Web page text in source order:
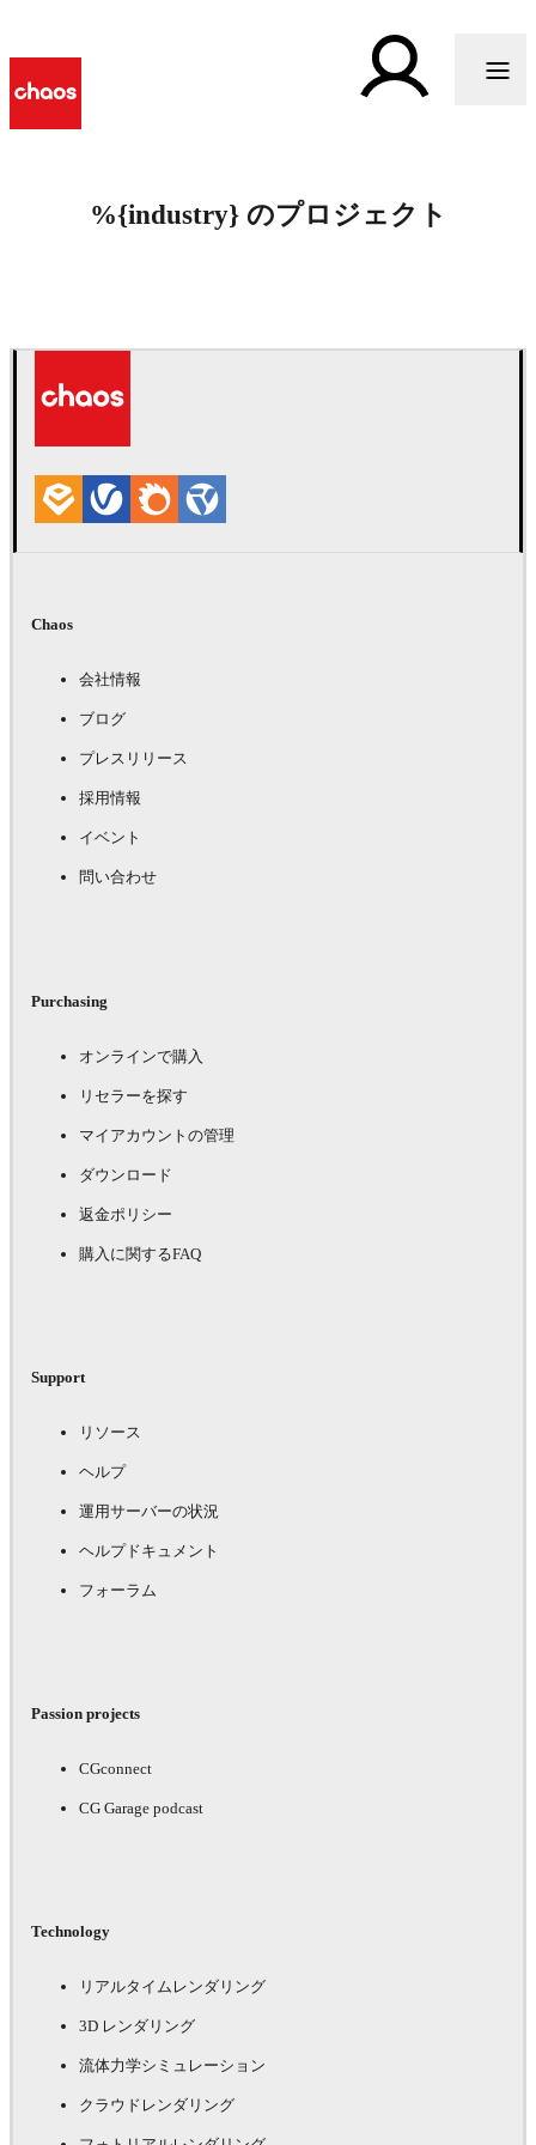
%{industry} のプロジェクト
Chaos
会社情報
ブログ
プレスリリース
採用情報
イベント
問い合わせ
Purchasing
オンラインで購入
リセラーを探す
マイアカウントの管理
ダウンロード
返金ポリシー
購入に関するFAQ
Support
リソース
ヘルプ
運用サーバーの状況
ヘルプドキュメント
フォーラム
Passion projects
CGconnect
CG Garage podcast
Technology
リアルタイムレンダリング
3D レンダリング
流体力学シミュレーション
クラウドレンダリング